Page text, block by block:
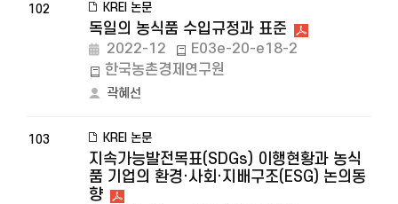
102 KREI 논문
독일의 농식품 수입규정과 표준
2022-12
E03e-20-e18-2
한국농촌경제연구원
곽혜선
103 KREI 논문
지속가능발전목표(SDGs) 이행현황과 농식
품 기업의 환경·사회·지배구조(ESG) 논의동
향